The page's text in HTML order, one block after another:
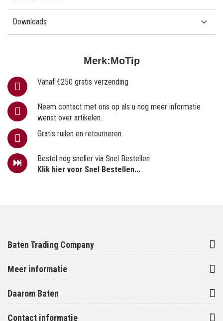
Merk:MoTip
Vanaf €250 gratis verzending
Neem contact met ons op als u nog meer informatie
wenst over artikelen.
Gratis ruilen en retourneren.
Bestel nog sneller via Snel Bestellen
Klik hier voor Snel Bestellen...
Downloads
Baten Trading Company
Meer informatie
Daarom Baten
Contact informatie